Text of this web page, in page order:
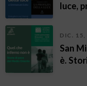
luce,
DIC. 15,
San
è.